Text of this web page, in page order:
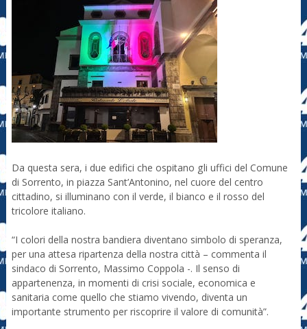
Da questa sera, i due edifici che ospitano gli uffici del Comune
di Sorrento, in piazza Sant’Antonino, nel cuore del centro
cittadino, si illuminano con il verde, il bianco e il rosso del
tricolore italiano.
“I colori della nostra bandiera diventano simbolo di speranza,
per una attesa ripartenza della nostra città – commenta il
sindaco di Sorrento, Massimo Coppola -. Il senso di
appartenenza, in momenti di crisi sociale, economica e
sanitaria come quello che stiamo vivendo, diventa un
importante strumento per riscoprire il valore di comunità”.